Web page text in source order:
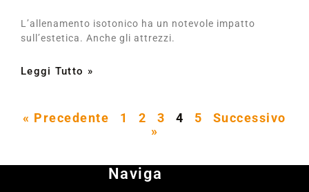
L’allenamento isotonico ha un notevole impatto
sull’estetica. Anche gli attrezzi.
Leggi Tutto »
« Precedente 1 2 3 4 5
Successivo
»
Naviga